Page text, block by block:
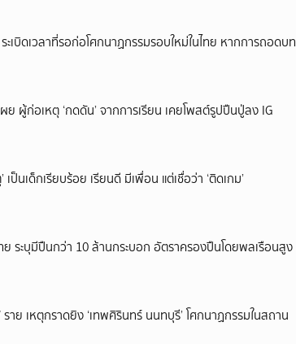
ะเบิดเวลาที่รอก่อโศกนาฏกรรมรอบใหม่ในไทย หากการถอดบท
ย ผู้ก่อเหตุ ‘กดดัน’ จากการเรียน เคยโพสต์รูปปืนปู่ลง IG
ป็นเด็กเรียบร้อย เรียนดี มีเพื่อน แต่เชื่อว่า ‘ติดเกม’
ย ระบุมีปืนกว่า 10 ล้านกระบอก อัตราครองปืนโดยพลเรือนสูง
าย เหตุกราดยิง ‘เทพศิรินทร์ นนทบุรี’ โศกนาฏกรรมในสถาน